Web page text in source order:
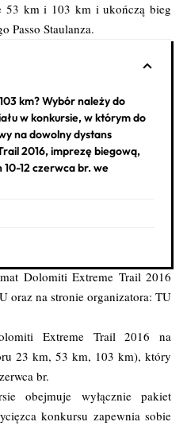
53 km i 103 km i ukończą bieg
Passo Staulanza.
km? Wybór należy do
w konkursie, w którym do
na dowolny dystans
2016, imprezę biegową,
12 czerwca br. we
Dolomiti Extreme Trail 2016
oraz na stronie organizatora: TU
Extreme Trail 2016 na
23 km, 53 km, 103 km), który
br.
obejmuje wyłącznie pakiet
konkursu zapewnia sobie